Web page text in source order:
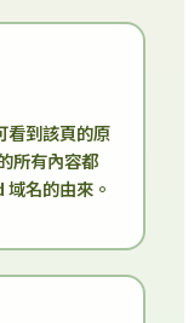
看到該頁的原
所有內容都
名的由來。